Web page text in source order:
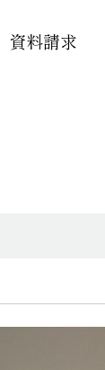
資料請求